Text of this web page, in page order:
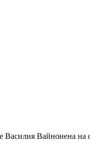
Вайнонена